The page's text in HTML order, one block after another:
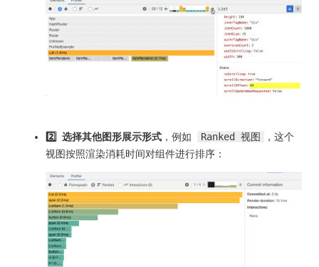
2️⃣ 选择其他图形展示形式 ，例如 Ranked 视图
，这个
视图按照渲染消耗时间对组件进行排序：